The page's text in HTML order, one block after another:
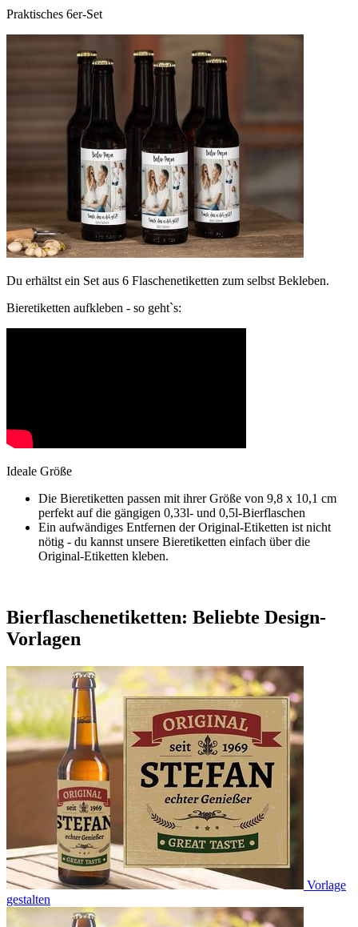
Praktisches 6er-Set
Du erhältst ein Set aus 6 Flaschenetiketten zum selbst Bekleben.
Bieretiketten aufkleben - so geht`s:
Ideale Größe
Die Bieretiketten passen mit ihrer Größe von 9,8 x 10,1 cm
perfekt auf die gängigen 0,33l- und 0,5l-Bierflaschen
Ein aufwändiges Entfernen der Original-Etiketten ist nicht
nötig - du kannst unsere Bieretiketten einfach über die
Original-Etiketten kleben.
Bierflaschenetiketten: Beliebte Design-
Vorlagen
Vorlage
gestalten